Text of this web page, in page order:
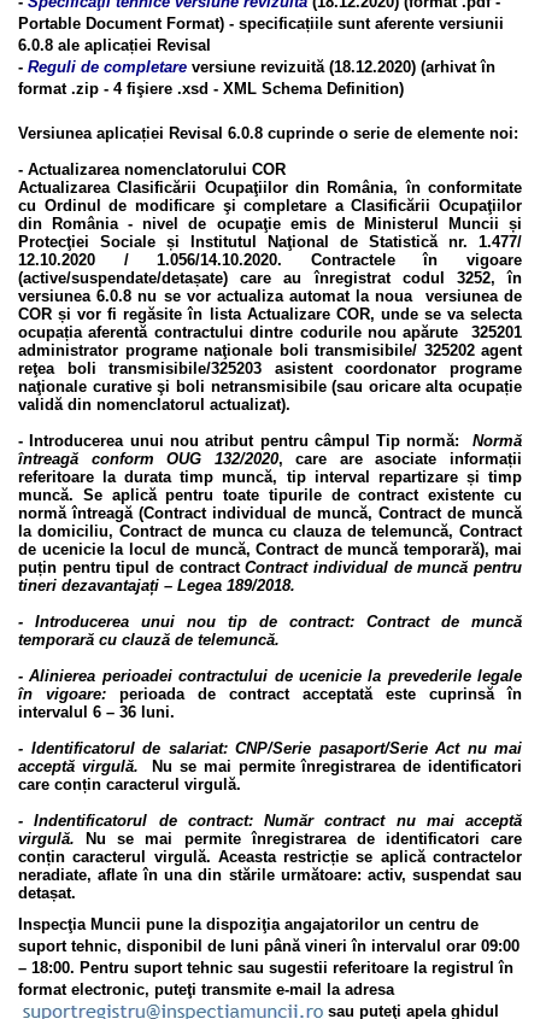
Portable Document Format) - specificațiile sunt aferente versiunii
6.0.8 ale aplicației Revisal
- Reguli de completare versiune revizuită (18.12.2020) (arhivat în
format .zip - 4 fişiere .xsd - XML Schema Definition)
Versiunea aplicației Revisal 6.0.8 cuprinde o serie de elemente noi:
- Actualizarea nomenclatorului COR
Actualizarea Clasificării Ocupaţiilor din România, în conformitate
cu Ordinul de modificare şi completare a Clasificării Ocupaţiilor
din România - nivel de ocupaţie emis de Ministerul Muncii și
Protecţiei Sociale și Institutul Naţional de Statistică nr. 1.477/
12.10.2020 / 1.056/14.10.2020. Contractele în vigoare
(active/suspendate/detașate) care au înregistrat codul 3252, în
versiunea 6.0.8 nu se vor actualiza automat la noua versiunea de
COR și vor fi regăsite în lista Actualizare COR, unde se va selecta
ocupația aferentă contractului dintre codurile nou apărute 325201
administrator programe naţionale boli transmisibile/ 325202 agent
reţea boli transmisibile/325203 asistent coordonator programe
naţionale curative şi boli netransmisibile(sau oricare alta ocupație
validă din nomenclatorul actualizat).
- Introducerea unui nou atribut pentru câmpul Tip normă:Normă
întreagă conform OUG 132/2020,care are asociate informații
referitoare la durata timp muncă, tip interval repartizare și timp
muncă. Se aplică pentru toate tipurile de contract existente cu
normă întreagă (Contract individual de muncă, Contract de muncă
la domiciliu, Contract de munca cu clauza de telemuncă, Contract
de ucenicie la locul de muncă, Contract de muncă temporară), mai
puțin pentru tipul de contractContract individual de muncă pentru
tineri dezavantajați – Legea 189/2018.
-
Introducerea unui nou tip de contract: Contract de muncă
temporară cu clauză de telemuncă.
- Alinierea perioadei contractului de ucenicie la prevederile legale
în vigoare: perioada de contract acceptată este cuprinsă în
intervalul 6 – 36 luni.
- Identificatorul de salariat: CNP/Serie pasaport/Serie Act nu mai
acceptă virgulă.
Nu se mai permite înregistrarea de identificatori
care conțin caracterul virgulă.
-
Indentificatorul de contract: Număr contract nu mai acceptă
virgulă.Nu se mai permite înregistrarea de identificatori care
conțin caracterul virgulă. Aceasta restricție se aplică contractelor
neradiate, aflate în una din stările următoare: activ, suspendat sau
detașat.
Inspecţia Muncii pune la dispoziţia angajatorilor un centru de
suport tehnic, disponibil de luni până vineri în intervalul orar 09:00
– 18:00. Pentru suport tehnic sau sugestii referitoare la registrul în
format electronic, puteţi transmite e-mail la adresa
sau puteţi apela ghidul